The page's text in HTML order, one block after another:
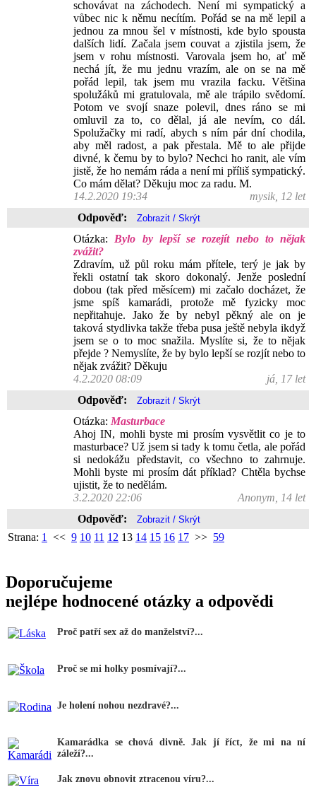
schovávat na záchodech. Není mi sympatický a
vůbec nic k němu necítím. Pořád se na mě lepil a
jednou za mnou šel v místnosti, kde bylo spousta
dalších lidí. Začala jsem couvat a zjistila jsem, že
jsem v rohu místnosti. Varovala jsem ho, ať mě
nechá jít, že mu jednu vrazím, ale on se na mě
pořád lepil, tak jsem mu vrazila facku. Většina
spolužáků mi gratulovala, mě ale trápilo svědomí.
Potom ve svojí snaze polevil, dnes ráno se mi
omluvil za to, co dělal, já ale nevím, co dál.
Spolužačky mi radí, abych s ním pár dní chodila,
aby měl radost, a pak přestala. Mě to ale přijde
divné, k čemu by to bylo? Nechci ho ranit, ale vím
jistě, že ho nemám ráda a není mi příliš sympatický.
Co mám dělat? Děkuju moc za radu. M.
14.2.2020 19:34
mysik, 12 let
Odpověď:
Otázka: Bylo by lepší se rozejít nebo to nějak
zvážit?
Zdravím, už půl roku mám přítele, terý je jak by
řekli ostatní tak skoro dokonalý. Jenže poslední
dobou (tak před měsícem) mi začalo docházet, že
jsme spíš kamarádi, protože mě fyzicky moc
nepřitahuje. Jako že by nebyl pěkný ale on je
taková stydlivka takže třeba pusa ještě nebyla ikdyž
jsem se o to moc snažila. Myslíte si, že to nějak
přejde ? Nemyslíte, že by bylo lepší se rozjít nebo to
nějak zvážit? Děkuju
4.2.2020 08:09
já, 17 let
Odpověď:
Otázka: Masturbace
Ahoj IN, mohli byste mi prosím vysvětlit co je to
masturbace? Už jsem si tady k tomu četla, ale pořád
si nedokážu představit, co všechno to zahrnuje.
Mohli byste mi prosím dát příklad? Chtěla bychse
ujistit, že to nedělám.
3.2.2020 22:06
Anonym, 14 let
Odpověď:
Strana: 1 << 9 10 11 12 13 14 15 16 17 >> 59
Doporučujeme
nejlépe hodnocené otázky a odpovědi
Proč patří sex až do manželství?...
Proč se mi holky posmívají?...
Je holení nohou nezdravé?...
Kamarádka se chová divně. Jak jí říct, že mi na ní
záleží?...
Jak znovu obnovit ztracenou víru?...